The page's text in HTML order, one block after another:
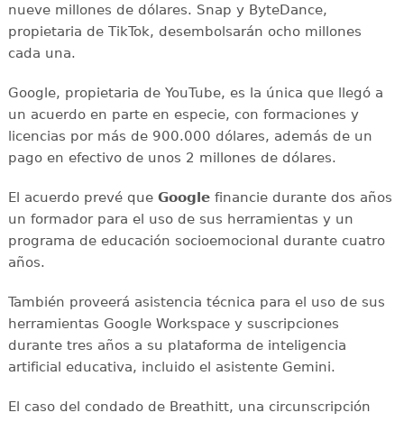
nueve millones de dólares. Snap y ByteDance,
propietaria de TikTok, desembolsarán ocho millones
cada una.
Google, propietaria de YouTube, es la única que llegó a
un acuerdo en parte en especie, con formaciones y
licencias por más de 900.000 dólares, además de un
pago en efectivo de unos 2 millones de dólares.
El acuerdo prevé queGooglefinancie durante dos años
un formador para el uso de sus herramientas y un
programa de educación socioemocional durante cuatro
años.
También proveerá asistencia técnica para el uso de sus
herramientas Google Workspace y suscripciones
durante tres años a su plataforma de inteligencia
artificial educativa, incluido el asistente Gemini.
El caso del condado de Breathitt, una circunscripción